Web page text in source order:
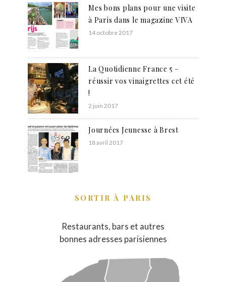
Mes bons plans pour une visite
à Paris dans le magazine VIVA
14 octobre 2017
La Quotidienne France 5 –
réussir vos vinaigrettes cet été
!
2 juin 2017
Journées Jeunesse à Brest
18 avril 2017
SORTIR À PARIS
Restaurants, bars et autres
bonnes adresses parisiennes